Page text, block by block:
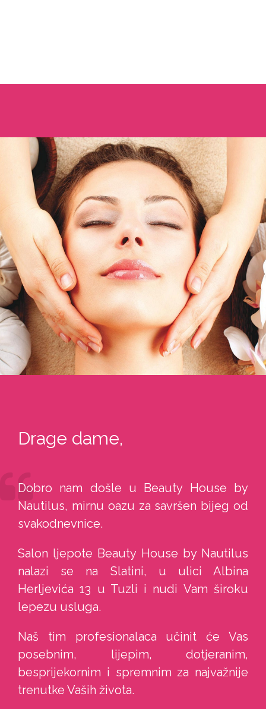
Drage dame,
Dobro nam došle u Beauty House by
Nautilus, mirnu oazu za savršen bijeg od
svakodnevnice.
Salon ljepote Beauty House by Nautilus
nalazi se na Slatini, u ulici Albina
Herljevića 13 u Tuzli i nudi Vam široku
lepezu usluga.
Naš tim profesionalaca učinit će Vas
posebnim, lijepim, dotjeranim,
besprijekornim i spremnim za najvažnije
trenutke Vaših života.